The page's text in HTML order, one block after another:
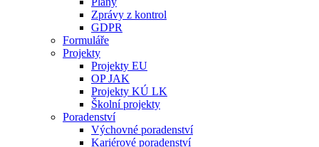
Zprávy z kontrol
GDPR
Formuláře
Projekty
Projekty EU
OP JAK
Projekty KÚ LK
Školní projekty
Poradenství
Výchovné poradenství
Kariérové poradenství